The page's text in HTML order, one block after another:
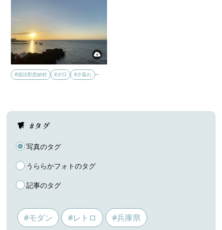
#国頭郡恩納村 #夕日 #夕暮れ …
#タグ
写真のタグ
うららかフォトのタグ
記事のタグ
#モダン #レトロ #兵庫県